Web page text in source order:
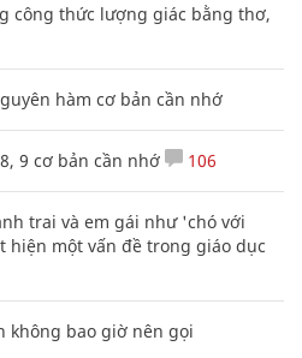
công thức lượng giác bằng thơ,
hàm cơ bản cần nhớ
9 cơ bản cần nhớ 106
trai và em gái như 'chó với
hiện một vấn đề trong giáo dục
không bao giờ nên gọi